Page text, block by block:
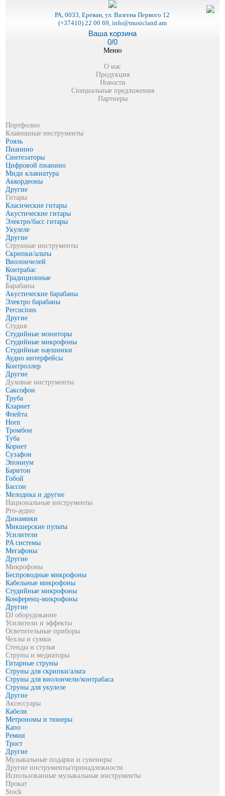
РА, 0033, Ереван, ул. Вазгена Первого 12
(+37410) 22 00 69, info@musicland.am
Ваша корзина
0/0
Меню
О нас
Продукция
Новости
Специальные предложения
Партнеры
Портфолио
Клавишные инструменты
Рояль
Пианино
Синтезаторы
Цифровой пианино
Миди клавиатура
Аккордеоны
Другие
Гитары
Класические гитары
Акустические гитары
Электро/басс гитары
Укулеле
Другие
Струнные инструменты
Скрипки/альты
Виолончелей
Контрабас
Традиционные
Барабаны
Акустические барабаны
Электро барабаны
Percucions
Другие
Студия
Студийные мониторы
Студийные микрофоны
Студийные наушники
Аудио интерфейсы
Контроллер
Другие
Духовые инструменты
Саксофон
Труба
Кларнет
Флейта
Horn
Тромбон
Туба
Корнет
Сузафон
Эпониум
Баритон
Гобой
Бассон
Мелодика и другие
Национальные инструменты
Pro-аудио
Динамики
Микшерские пульты
Усилители
PA системы
Мегафоны
Другие
Микрофоны
Беспроводные микрофоны
Кабельные микрофоны
Студийные микрофоны
Конференц-микрофоны
Другие
DJ оборудование
Усилители и эффекты
Осветительные приборы
Чехлы и сумки
Стенды и стулья
Струны и медиаторы
Гитарные струны
Струны для скрипки/альта
Струны для виолончели/контрабаса
Струны для укулеле
Другие
Аксессуары
Кабели
Метрономы и тюнеры
Капо
Pемни
Трост
Другие
Музыкальные подарки и сувениры
Другие инструменты/принадлежности
Использованные музыкальные инструменты
Прокат
Stock